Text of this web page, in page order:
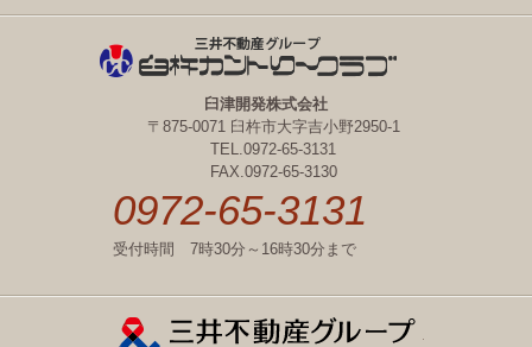
臼津開発株式会社
〒875-0071 臼杵市大字吉小野2950-1
TEL.0972-65-3131
FAX.0972-65-3130
0972-65-3131
受付時間 7時30分～16時30分まで